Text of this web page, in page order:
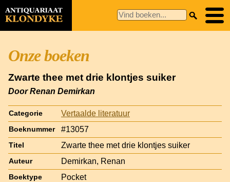
Onze boeken
Zwarte thee met drie klontjes suiker
Door Renan Demirkan
Categorie Vertaalde literatuur
Boeknummer #13057
Titel Zwarte thee met drie klontjes suiker
Auteur Demirkan, Renan
Boektype Pocket